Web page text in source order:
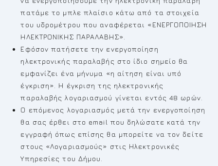
πατάμε το μπλε πλαίσιο κάτω από τα στοιχεία
του υδρομέτρου που αναφέρεται «ΕΝΕΡΓΟΠΟΙΗΣΗ
ΗΛΕΚΤΡΟΝΙΚΗΣ ΠΑΡΑΛΑΒΗΣ».
Εφόσον πατήσετε την ενεργοποίηση
ηλεκτρονικής παραλαβής στο ίδιο σημείο θα
εμφανίζει ένα μήνυμα «η αίτηση είναι υπό
έγκριση». Η έγκριση της ηλεκτρονικής
παραλαβής λογαριασμού γίνεται εντός 48 ωρών.
Ο επόμενος λογαριασμός μετά την ενεργοποίηση
θα σας έρθει στο email που δηλώσατε κατά την
εγγραφή όπως επίσης θα μπορείτε να τον δείτε
στους «Λογαριασμούς» στις Ηλεκτρονικές
Υπηρεσίες του Δήμου.